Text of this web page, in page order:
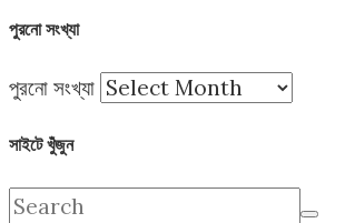
পুরনো সংখ্যা
পুরনো সংখ্যা
সাইটে খুঁজুন